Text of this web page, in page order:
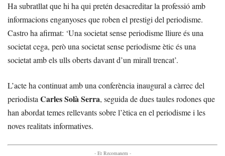
Ha subratllat que hi ha qui pretén desacreditar la professió amb
informacions enganyoses que roben el prestigi del periodisme.
Castro ha afirmat: ‘Una societat sense periodisme lliure és una
societat cega, però una societat sense periodisme ètic és una
societat amb els ulls oberts davant d’un mirall trencat’.
L’acte ha continuat amb una conferència inaugural a càrrec del
periodista Carles Solà Serra, seguida de dues taules rodones que
han abordat temes rellevants sobre l’ètica en el periodisme i les
noves realitats informatives.
- Et Recomanem -